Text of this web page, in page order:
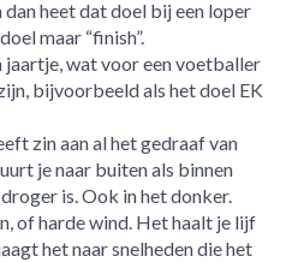
heet dat doel bij een loper
maar “finish”.
jaartje, wat voor een voetballer
bijvoorbeeld als het doel EK
zin aan al het gedraaf van
je naar buiten als binnen
is. Ook in het donker.
of harde wind. Het haalt je lijf
het naar snelheden die het